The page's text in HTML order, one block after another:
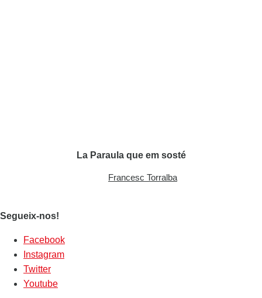
La Paraula que em sosté
Francesc Torralba
Segueix-nos!
Facebook
Instagram
Twitter
Youtube